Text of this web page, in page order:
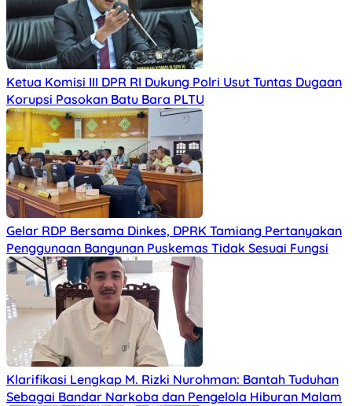
Ketua Komisi III DPR RI Dukung Polri Usut Tuntas Dugaan
Korupsi Pasokan Batu Bara PLTU
Gelar RDP Bersama Dinkes, DPRK Tamiang Pertanyakan
Penggunaan Bangunan Puskemas Tidak Sesuai Fungsi
Klarifikasi Lengkap M. Rizki Nurohman: Bantah Tuduhan
Sebagai Bandar Narkoba dan Pengelola Hiburan Malam